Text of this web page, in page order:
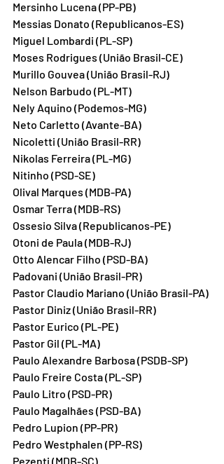
Mersinho Lucena (PP-PB)
Messias Donato (Republicanos-ES)
Miguel Lombardi (PL-SP)
Moses Rodrigues (União Brasil-CE)
Murillo Gouvea (União Brasil-RJ)
Nelson Barbudo (PL-MT)
Nely Aquino (Podemos-MG)
Neto Carletto (Avante-BA)
Nicoletti (União Brasil-RR)
Nikolas Ferreira (PL-MG)
Nitinho (PSD-SE)
Olival Marques (MDB-PA)
Osmar Terra (MDB-RS)
Ossesio Silva (Republicanos-PE)
Otoni de Paula (MDB-RJ)
Otto Alencar Filho (PSD-BA)
Padovani (União Brasil-PR)
Pastor Claudio Mariano (União Brasil-PA)
Pastor Diniz (União Brasil-RR)
Pastor Eurico (PL-PE)
Pastor Gil (PL-MA)
Paulo Alexandre Barbosa (PSDB-SP)
Paulo Freire Costa (PL-SP)
Paulo Litro (PSD-PR)
Paulo Magalhães (PSD-BA)
Pedro Lupion (PP-PR)
Pedro Westphalen (PP-RS)
Pezenti (MDB-SC)